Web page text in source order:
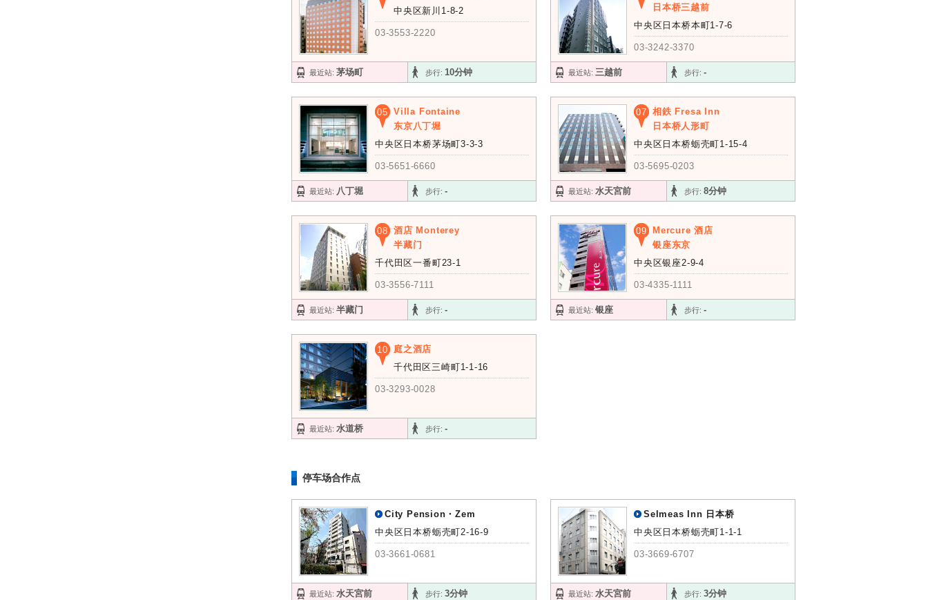
中央区新川1-8-2
03-3553-2220
最近站: 茅场町 步行: 10分钟
日本桥三越前
中央区日本桥本町1-7-6
03-3242-3370
最近站: 三越前 步行: -
05 Villa Fontaine
东京八丁堀
中央区日本桥茅场町3-3-3
03-5651-6660
最近站: 八丁堀 步行: -
07 相鉄 Fresa Inn
日本桥人形町
中央区日本桥蛎壳町1-15-4
03-5695-0203
最近站: 水天宮前 步行: 8分钟
08 酒店 Monterey
半藏门
千代田区一番町23-1
03-3556-7111
最近站: 半藏门 步行: -
09
Mercure 酒店
银座东京
中央区银座2-9-4
03-4335-1111
最近站: 银座 步行: -
10
庭之酒店
千代田区三崎町1-1-16
03-3293-0028
最近站: 水道桥 步行: -
停车场合作点
City Pension・Zem
中央区日本桥蛎壳町2-16-9
03-3661-0681
最近站: 水天宮前 步行: 3分钟
Selmeas Inn 日本桥
中央区日本桥蛎壳町1-1-1
03-3669-6707
最近站: 水天宮前 步行: 3分钟